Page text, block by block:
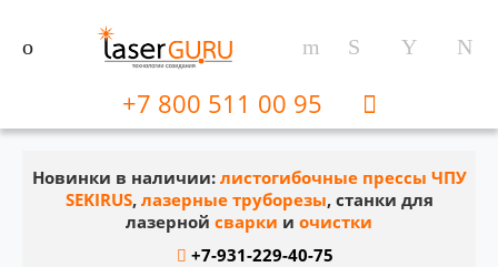
+7 800 511 00 95
Новинки в наличии: листогибочные прессы ЧПУ
SEKIRUS, лазерные труборезы, станки для
лазерной сварки и очистки
+7-931-229-40-75